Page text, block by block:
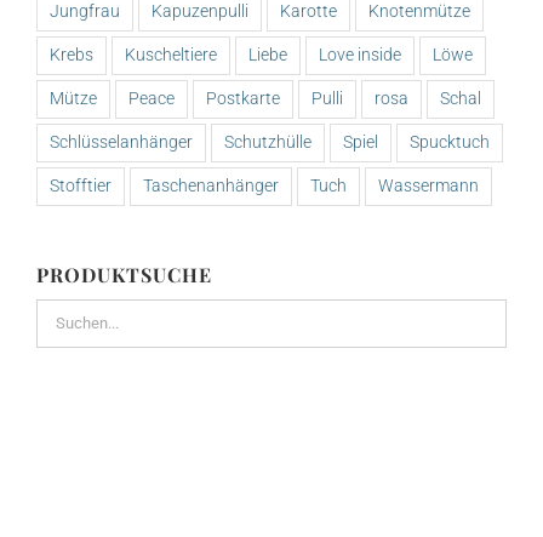
Jungfrau Kapuzenpulli Karotte Knotenmütze
Krebs Kuscheltiere Liebe Love inside Löwe
Mütze Peace Postkarte Pulli rosa Schal
Schlüsselanhänger Schutzhülle Spiel Spucktuch
Stofftier Taschenanhänger Tuch Wassermann
PRODUKTSUCHE